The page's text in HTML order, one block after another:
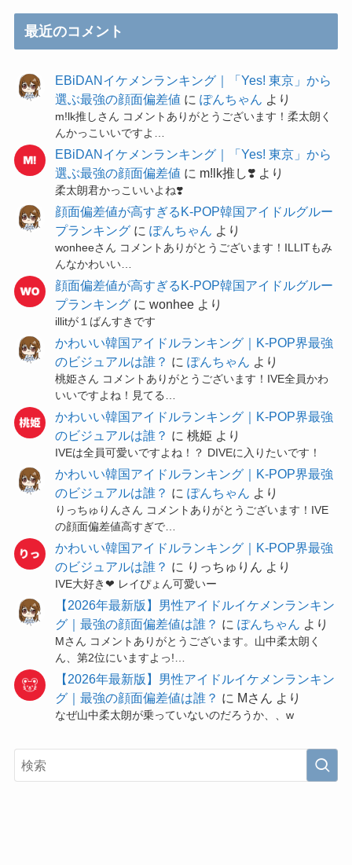
最近のコメント
EBiDANイケメンランキング｜「Yes! 東京」から
選ぶ最強の顔面偏差値 にぽんちゃん より
m!lk推しさん コメントありがとうございます！柔太朗く
んかっこいいですよ…
EBiDANイケメンランキング｜「Yes! 東京」から
選ぶ最強の顔面偏差値 に m!lk推し❣️ より
柔太朗君かっこいいよね❣️
顔面偏差値が高すぎるK-POP韓国アイドルグルー
プランキング にぽんちゃん より
wonheeさん コメントありがとうございます！ILLITもみ
んなかわいい…
顔面偏差値が高すぎるK-POP韓国アイドルグルー
プランキング にwonhee より
illitが１ばんすきです
かわいい韓国アイドルランキング｜K-POP界最強
のビジュアルは誰？ にぽんちゃん より
桃姫さん コメントありがとうございます！IVE全員かわ
いいですよね！見てる…
かわいい韓国アイドルランキング｜K-POP界最強
のビジュアルは誰？ に桃姫 より
IVEは全員可愛いですよね！？ DIVEに入りたいです！
かわいい韓国アイドルランキング｜K-POP界最強
のビジュアルは誰？ にぽんちゃん より
りっちゅりんさん コメントありがとうございます！IVE
の顔面偏差値高すぎで…
かわいい韓国アイドルランキング｜K-POP界最強
のビジュアルは誰？ に りっちゅりん より
IVE大好き❤ レイぴょん可愛いー
【2026年最新版】男性アイドルイケメンランキン
グ｜最強の顔面偏差値は誰？ にぽんちゃん より
Mさん コメントありがとうございます。山中柔太朗く
ん、第2位にいますよっ!…
【2026年最新版】男性アイドルイケメンランキン
グ｜最強の顔面偏差値は誰？ に Mさん より
なぜ山中柔太朗が乗っていないのだろうか、、w